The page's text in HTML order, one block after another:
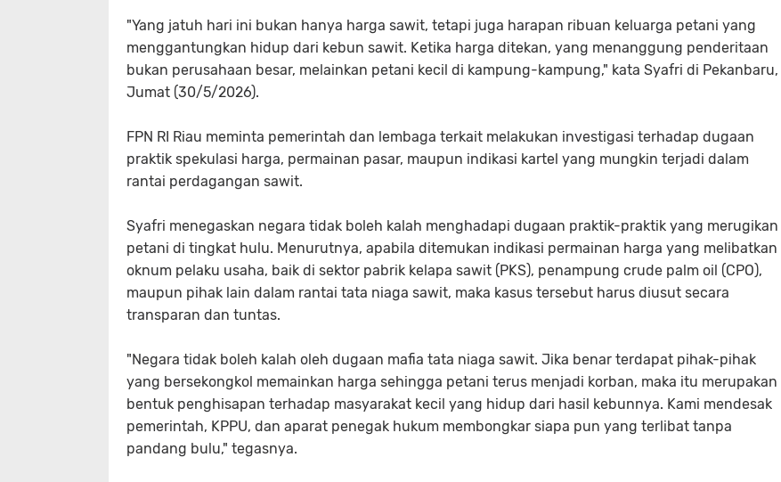
"Yang jatuh hari ini bukan hanya harga sawit, tetapi juga harapan ribuan keluarga petani yang
menggantungkan hidup dari kebun sawit. Ketika harga ditekan, yang menanggung penderitaan
bukan perusahaan besar, melainkan petani kecil di kampung-kampung," kata Syafri di Pekanbaru,
Jumat (30/5/2026).
FPN RI Riau meminta pemerintah dan lembaga terkait melakukan investigasi terhadap dugaan
praktik spekulasi harga, permainan pasar, maupun indikasi kartel yang mungkin terjadi dalam
rantai perdagangan sawit.
Syafri menegaskan negara tidak boleh kalah menghadapi dugaan praktik-praktik yang merugikan
petani di tingkat hulu. Menurutnya, apabila ditemukan indikasi permainan harga yang melibatkan
oknum pelaku usaha, baik di sektor pabrik kelapa sawit (PKS), penampung crude palm oil (CPO),
maupun pihak lain dalam rantai tata niaga sawit, maka kasus tersebut harus diusut secara
transparan dan tuntas.
"Negara tidak boleh kalah oleh dugaan mafia tata niaga sawit. Jika benar terdapat pihak-pihak
yang bersekongkol memainkan harga sehingga petani terus menjadi korban, maka itu merupakan
bentuk penghisapan terhadap masyarakat kecil yang hidup dari hasil kebunnya. Kami mendesak
pemerintah, KPPU, dan aparat penegak hukum membongkar siapa pun yang terlibat tanpa
pandang bulu," tegasnya.